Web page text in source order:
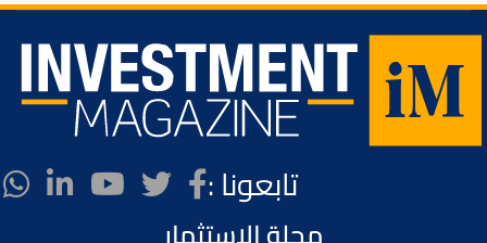
تابعونا :